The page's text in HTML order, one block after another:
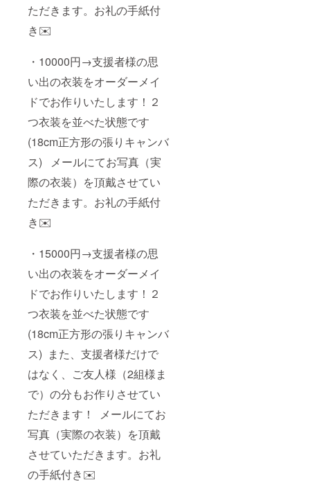
ただきます。お礼の手紙付
き✉️
・10000円→支援者様の思
い出の衣装をオーダーメイ
ドでお作りいたします！２
つ衣装を並べた状態です
(18cm正方形の張りキャンバ
ス) メールにてお写真（実
際の衣装）を頂戴させてい
ただきます。お礼の手紙付
き✉️
・15000円→支援者様の思
い出の衣装をオーダーメイ
ドでお作りいたします！２
つ衣装を並べた状態です
(18cm正方形の張りキャンバ
ス) また、支援者様だけで
はなく、ご友人様（2組様ま
で）の分もお作りさせてい
ただきます！ メールにてお
写真（実際の衣装）を頂戴
させていただきます。お礼
の手紙付き✉️